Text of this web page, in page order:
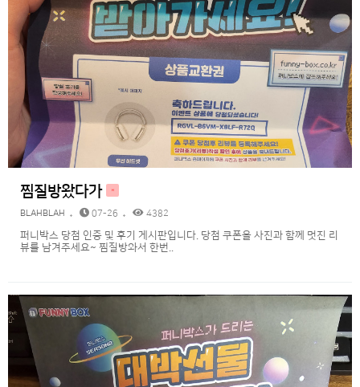
찜질방왔다가 H
BLAHBLAH 07-26 4382
퍼니박스 당첨 인증 및 후기 게시판입니다. 당첨 쿠폰을 사진과 함께 멋진 리
뷰를 남겨주세요~ 찜질방와서 한번..